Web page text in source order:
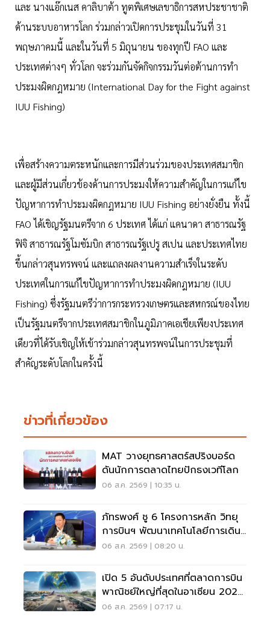
และ นางแอ๊กเนส คาลิบาต้า ทูตพิเศษเลขาธิการสหประชาชาติ
ด้านระบบอาหารโลก ร่วมกล่าวเปิดการประชุมในวันที่ 31
พฤษภาคมนี้ และในวันที่ 5 มิถุนายน ของทุกปี FAO และ
ประเทศต่างๆ ทั่วโลก จะร่วมกันจัดกิจกรรมวันต่อต้านการทำ
ประมงผิดกฎหมาย (International Day for the Fight against
IUU Fishing)
เพื่อสร้างความตระหนักและการมีส่วนร่วมของประเทศสมาชิก
และผู้มีส่วนเกี่ยวข้องด้านการประมงให้ความสำคัญในการแก้ไข
ปัญหาการทำประมงผิดกฎหมาย IUU Fishing อย่างยั่งยืน ทั้งนี้
FAO ได้เชิญรัฐมนตรีจาก 6 ประเทศ ได้แก่ แคนาดา สาธารณรัฐ
ฟิจิ สาธารณรัฐโมซัมบิก สาธารณรัฐเปรู สเปน และประเทศไทย
ขึ้นกล่าวสุนทรพจน์ และแถลงผลงานความสำเร็จในระดับ
ประเทศในการแก้ไขปัญหาการทำประมงผิดกฎหมาย (IUU
Fishing) ซึ่งรัฐมนตรีว่าการกระทรวงเกษตรและสหกรณ์ของไทย
เป็นรัฐมนตรีจากประเทศสมาชิกในภูมิภาคเอเชียเพียงประเทศ
เดียวที่ได้รับเชิญให้เข้าร่วมกล่าวสุนทรพจน์ในการประชุมที่
สำคัญระดับโลกในครั้งนี้
ข่าวที่เกี่ยวข้อง
MAT วางยุทธศาสตร์สปริงบอร์ด
ดันนักการตลาดไทยปักธงเวทีโลก
06 ส.ค. 2569 | 10:35 น.
ภัทรพงศ์ ชู 6 โครงการหลัก วิทยุ
การบินฯ พัฒนาเทคโนโลยีการเดิน
อากาศ การบินยุคใหม่
06 ส.ค. 2569 | 08:20 น.
เปิด 5 อันดับประเทศที่ตลาดการบิน
พาณิชย์ใหญ่ที่สุดในอาเซียน 2026
เวียดนามแซงไทยแล้ว
06 ส.ค. 2569 | 07:17 น.